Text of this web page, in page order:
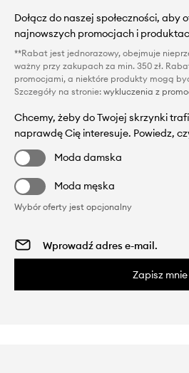
Dołącz do naszej społeczności, aby
najnowszych promocjach i
**Rabat jest jednorazowy, obejmuje
ważny przy zakupach za min. 350 zł.
promocjami, a niektóre produkty mogą
Szczegóły na stronie: wykluczenia z
Chcemy, żeby do Twojej skrzynki
naprawdę Cię interesuje. Powiedz,
Moda damska
Moda męska
Wybór oferty jest opcjonalny
Zapisz mnie